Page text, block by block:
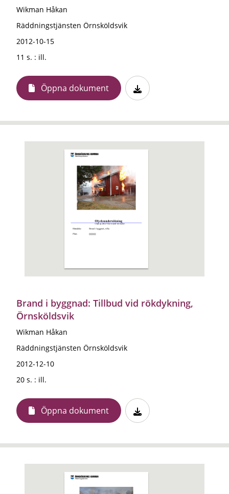
Wikman Håkan
Räddningstjänsten Örnsköldsvik
2012-10-15
11 s. : ill.
Öppna dokument
Brand i byggnad: Tillbud vid rökdykning,
Örnsköldsvik
Wikman Håkan
Räddningstjänsten Örnsköldsvik
2012-12-10
20 s. : ill.
Öppna dokument